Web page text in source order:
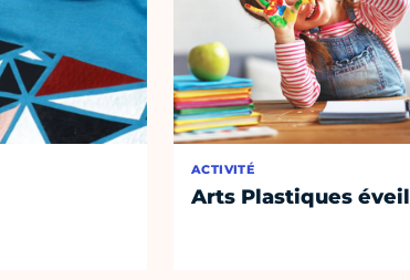
ACTIVITÉ
Arts Plastiques éveil